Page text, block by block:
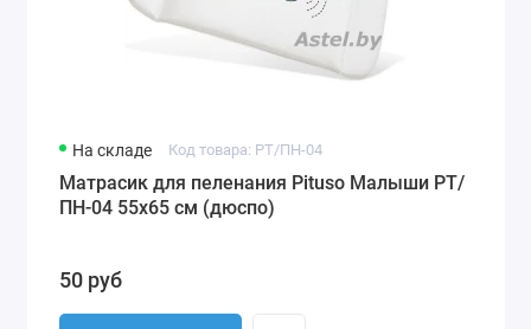
На складе Код товара: PT/ПН-04
Матрасик для пеленания Pituso Малыши PT/
ПН-04 55х65 см (дюспо)
50 руб